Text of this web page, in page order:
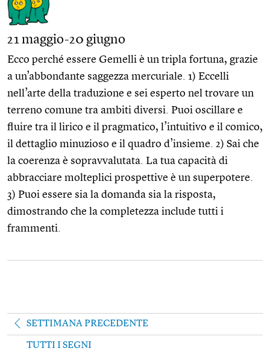
21 maggio-20 giugno
Ecco perché essere Gemelli è un tripla fortuna, grazie
a un’abbondante saggezza mercuriale. 1) Eccelli
nell’arte della traduzione e sei esperto nel trovare un
terreno comune tra ambiti diversi. Puoi oscillare e
fluire tra il lirico e il pragmatico, l’intuitivo e il comico,
il dettaglio minuzioso e il quadro d’insieme. 2) Sai che
la coerenza è sopravvalutata. La tua capacità di
abbracciare molteplici prospettive è un superpotere.
3) Puoi essere sia la domanda sia la risposta,
dimostrando che la completezza include tutti i
frammenti.
SETTIMANA PRECEDENTE
TUTTI I SEGNI